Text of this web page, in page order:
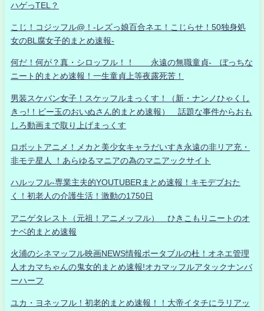
ハゲっTEL？
こじ！コジッフル@！-レズっ娘百合ネエ！こじらせ！50独身処
女のBL腐女子的まとめ速報-
何だ！何が？真・シロッフル！！ 永遠の無職童貞- ぼっちな
ニート的まとめ速報！一生童貞上等夜露死苦！
男装スケバン女子！スケッフルまっくす！（新・ナンノひゃくし
きっ!！ビー玉のおいぬさん的まとめ速報） 話題な事件からおも
しろ動画まで取り上げまっくす
ロボットアニメ！メカと美少女キャラだいすき永遠の非リア充・
非モテ星人 ！あらゆるマニアの為のマニアックサイト
ハルッフル-専業主夫的YOUTUBERまとめ速報！キモデブおた
く！初老人の介護生活！激動の1750日
アニゲタレスト（元祖！アニメッフル） ひきこもりニートのオ
ナベ的まとめ速報
火浦のシネマッフル映画NEWS情報ポータブルの杜！オネエ管理
人オカマちゃんの鬼女的まとめ速報!オカマッフルアタックナンバ
ーハーフ
ユカ・ヨネッフル！初老的まとめ速報！！大帝イタチにラリアッ